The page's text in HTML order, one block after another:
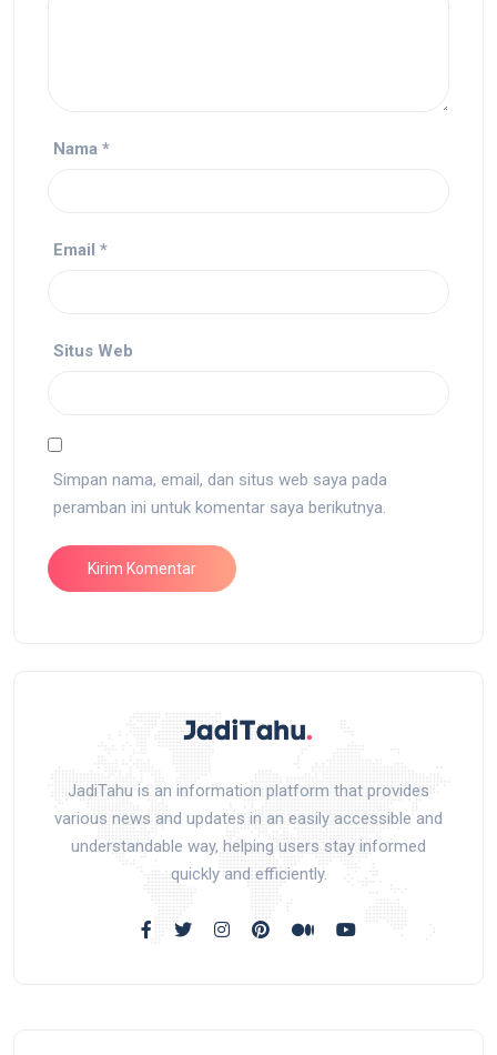
Nama *
Email *
Situs Web
Simpan nama, email, dan situs web saya pada
peramban ini untuk komentar saya berikutnya.
JadiTahu is an information platform that provides
various news and updates in an easily accessible and
understandable way, helping users stay informed
quickly and efficiently.